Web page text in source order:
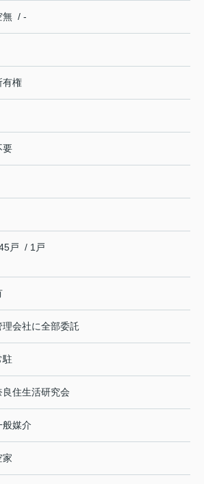
無 / -
有権
要
戸 / 1戸
理会社に全部委託
駐
良住生活研究会
般媒介
家